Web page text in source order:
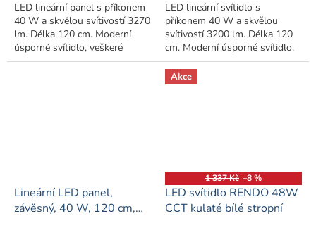
LED lineární panel s příkonem
40 W a skvělou svítivostí 3270
lm. Délka 120 cm. Moderní
úsporné svítidlo, veškeré
příslušenství k upevnění
LED lineární svítidlo s
příkonem 40 W a skvělou
svítivostí 3200 lm. Délka 120
cm. Moderní úsporné svítidlo,
veškeré příslušenství k
upevnění panelu je součástí
balení. Našli...
Lineární LED panel,
závěsný, 40 W, 120 cm,
Akce
1 337 Kč –8 %
LED svítidlo RENDO 48W
CCT kulaté bílé stropní